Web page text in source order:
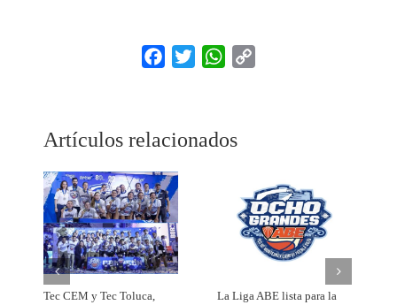
Facebook
Twitter WhatsApp
Artículos relacionados
Tec CEM y Tec Toluca,
La Liga ABE lista para la